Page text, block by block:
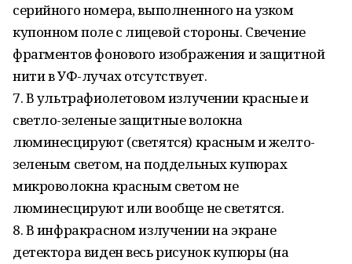
серийного номера, выполненного на узком
купонном поле с лицевой стороны. Свечение
фрагментов фонового изображения и защитной
нити в УФ-лучах отсутствует.
7. В ультрафиолетовом излучении красные и
светло-зеленые защитные волокна
люминесцируют (светятся) красным и желто-
зеленым светом, на поддельных купюрах
микроволокна красным светом не
люминесцируют или вообще не светятся.
8. В инфракрасном излучении на экране
детектора виден весь рисунок купюры (на